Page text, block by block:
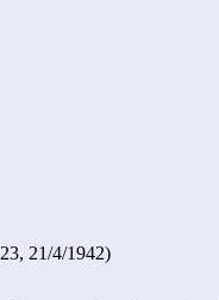
21/4/1942)